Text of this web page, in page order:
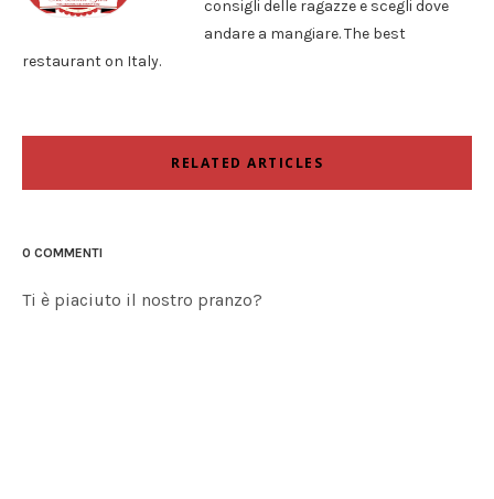
consigli delle ragazze e scegli dove
andare a mangiare. The best
restaurant on Italy.
RELATED ARTICLES
0 COMMENTI
Ti è piaciuto il nostro pranzo?